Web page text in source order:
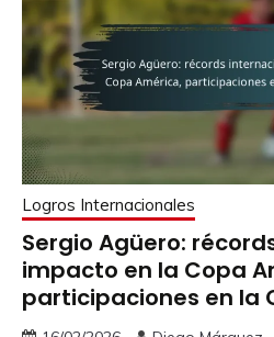
Logros Internacionales
Sergio Agüero:
impacto en la Copa
participaciones en la